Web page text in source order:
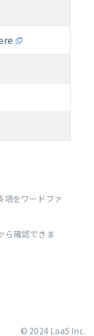
をワードファ
ら確認できま
© 2024 LaaS Inc.